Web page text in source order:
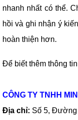
nhanh nhất có thể.
hồi và ghi nhận ý
hoàn thiện hơn.
Để biết thêm thông
CÔNG TY TNHH
Địa chỉ: Số 5, Đường